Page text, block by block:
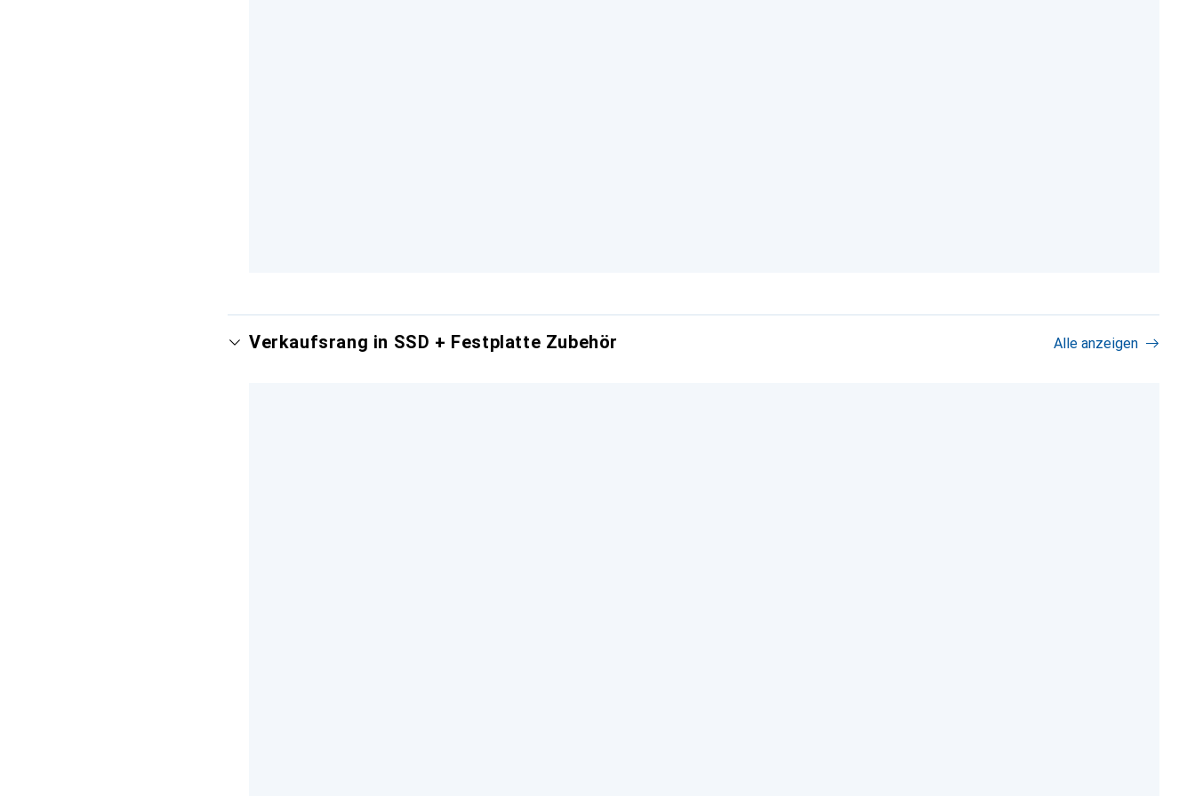
Verkaufsrang in SSD + Festplatte Zubehör Alle anzeigen